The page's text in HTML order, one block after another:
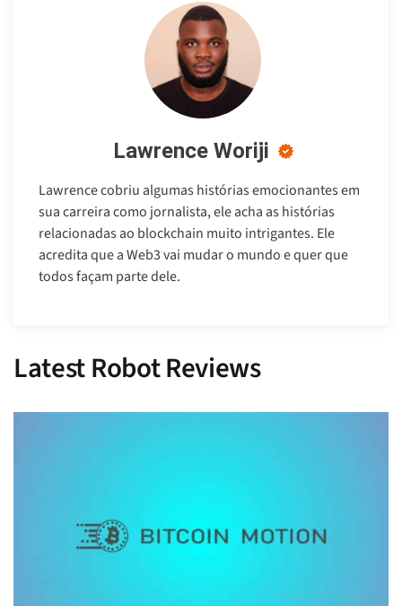
Lawrence Woriji
Lawrence cobriu algumas histórias emocionantes em
sua carreira como jornalista, ele acha as histórias
relacionadas ao blockchain muito intrigantes. Ele
acredita que a Web3 vai mudar o mundo e quer que
todos façam parte dele.
Latest Robot Reviews